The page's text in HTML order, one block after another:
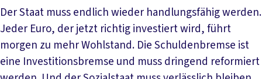
Der Staat muss endlich wieder handlungsfähig werden.
Jeder Euro, der jetzt richtig investiert wird, führt
morgen zu mehr Wohlstand. Die Schuldenbremse ist
eine Investitionsbremse und muss dringend reformiert